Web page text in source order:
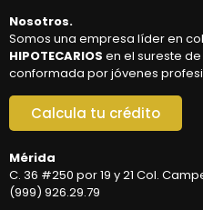
Nosotros.
Somos una empresa líder en
HIPOTECARIOS en el sureste
conformada por jóvenes
Calcula tu crédito
Mérida
C. 36 #250 por 19 y 21 Col.
(999) 926.29.79